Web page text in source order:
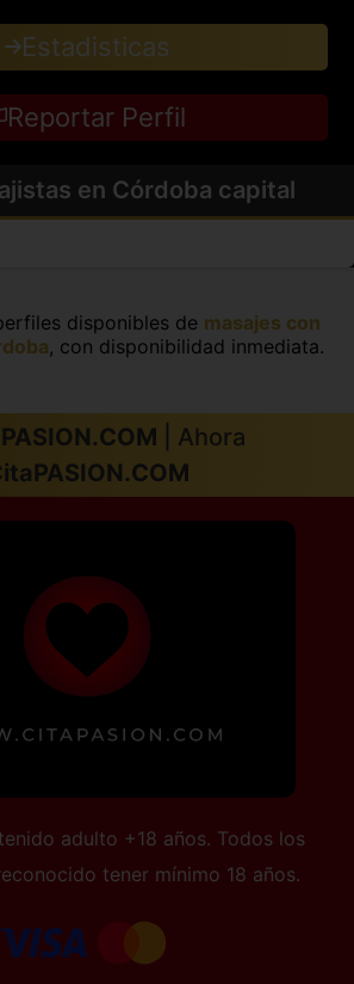
Estadisticas
Reportar Perfil
en Córdoba capital
disponibles de masajes con
, con disponibilidad inmediata.
PASION.COM | Ahora
adulto +18 años. Todos los
tener mínimo 18 años.